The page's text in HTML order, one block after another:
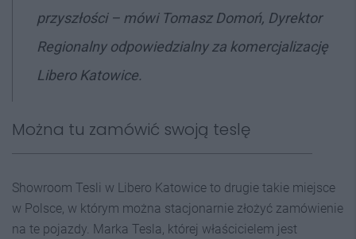
przyszłości – mówi Tomasz Domoń, Dyrektor
Regionalny odpowiedzialny za komercjalizację
Libero Katowice.
Można tu zamówić swoją teslę
Showroom Tesli w Libero Katowice to drugie takie miejsce
w Polsce, w którym można stacjonarnie złożyć zamówienie
na te pojazdy. Marka Tesla, której właścicielem jest